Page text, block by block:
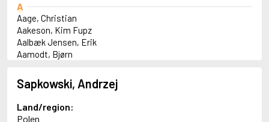
A
Aage, Christian
Aakeson, Kim Fupz
Aalbæk Jensen, Erik
Aamodt, Bjørn
Abbey, Kieran
Abbot, Anthony
Abbott, John
Abbott, Megan
Sapkowski, Andrzej
Land/region:
Polen